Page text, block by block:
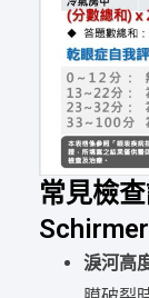
常見檢
淚河高